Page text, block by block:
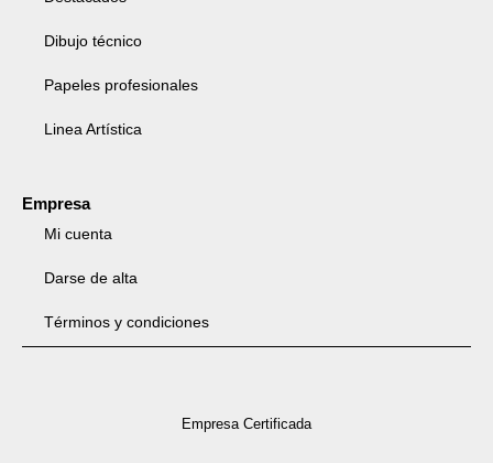
Dibujo técnico
Papeles profesionales
Linea Artística
Empresa
Mi cuenta
Darse de alta
Términos y condiciones
Empresa Certificada